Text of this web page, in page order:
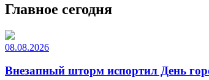
Главное сегодня
08.08.2026
Внезапный шторм испортил День